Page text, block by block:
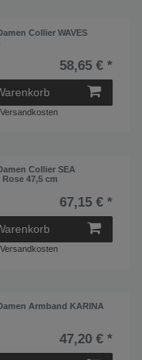
Collier WAVES
58,65 € *
Versandkosten
Collier SEA
47,5 cm
67,15 € *
Versandkosten
Armband KARINA
47,20 € *